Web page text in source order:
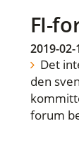
FI-
2019-02-
Det
den
forum